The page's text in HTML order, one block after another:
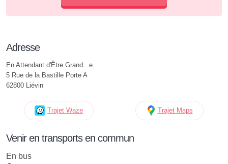
Adresse
En Attendant d'Être Grand...e
5 Rue de la Bastille Porte A
62800 Liévin
Trajet Waze Trajet Maps
Venir en transports en commun
En bus